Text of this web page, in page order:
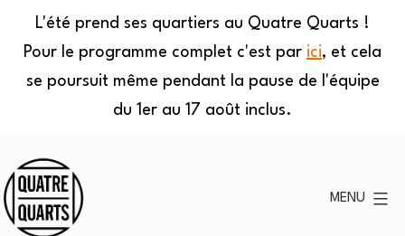
L'été prend ses quartiers au Quatre Quarts !
Pour le programme complet c'est par ici, et cela
se poursuit même pendant la pause de l'équipe
du 1er au 17 août inclus.
au
contenu
MENU